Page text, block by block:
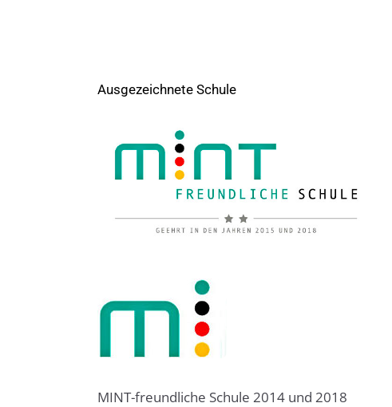
Ausgezeichnete Schule
MINT-freundliche Schule 2014 und 2018